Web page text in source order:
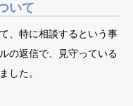
いて
、特に相談するという事
の返信で、見守っている
した。